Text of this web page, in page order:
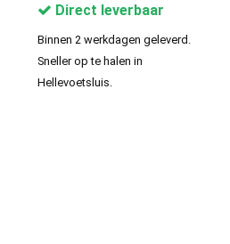
Direct leverbaar
Binnen 2 werkdagen geleverd.
Sneller op te halen in
Hellevoetsluis.